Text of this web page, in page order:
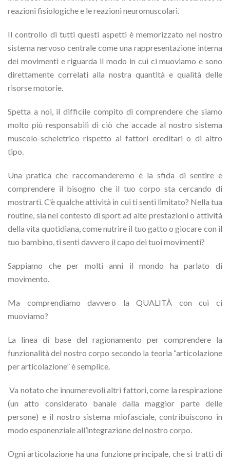
reazioni fisiologiche e le reazioni neuromuscolari.
Il controllo di tutti questi aspetti è memorizzato nel nostro
sistema nervoso centrale come una rappresentazione interna
dei movimenti e riguarda il modo in cui ci muoviamo e sono
direttamente correlati alla nostra quantità e qualità delle
risorse motorie.
Spetta a noi, il difficile compito di comprendere che siamo
molto più responsabili di ciò che accade al nostro sistema
muscolo-scheletrico rispetto ai fattori ereditari o di altro
tipo.
Una pratica che raccomanderemo è la sfida di sentire e
comprendere il bisogno che il tuo corpo sta cercando di
mostrarti. C’è qualche attività in cui ti senti limitato? Nella tua
routine, sia nel contesto di sport ad alte prestazioni o attività
della vita quotidiana, come nutrire il tuo gatto o giocare con il
tuo bambino, ti senti davvero il capo dei tuoi movimenti?
Sappiamo che per molti anni il mondo ha parlato di
movimento.
Ma comprendiamo davvero la QUALITÀ con cui ci
muoviamo?
La linea di base del ragionamento per comprendere la
funzionalità del nostro corpo secondo la teoria “articolazione
per articolazione” è semplice.
Va notato che innumerevoli altri fattori, come la respirazione
(un atto considerato banale dalla maggior parte delle
persone) e il nostro sistema miofasciale, contribuiscono in
modo esponenziale all’integrazione del nostro corpo.
Ogni articolazione ha una funzione principale, che si tratti di